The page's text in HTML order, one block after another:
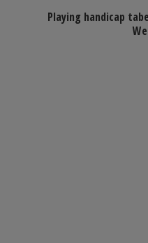
Playing handicap